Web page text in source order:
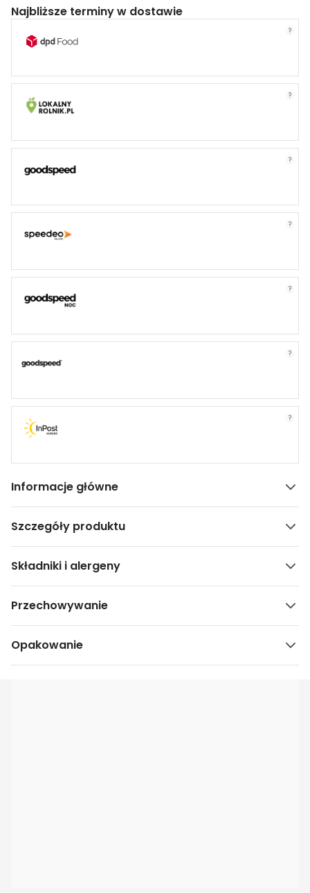
Najbliższe terminy w dostawie
?
?
?
?
?
?
?
Informacje główne
Szczegóły produktu
Składniki i alergeny
Przechowywanie
Opakowanie